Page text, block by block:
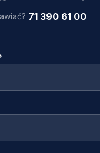
71 390 61 00